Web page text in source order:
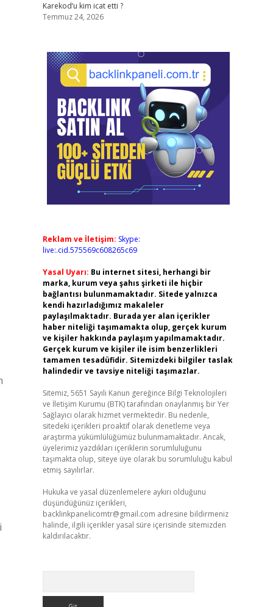
Karekod’u kim icat etti ?
Temmuz 24, 2026
Reklam ve İletişim: Skype:
live:.cid.575569c608265c69
Yasal Uyarı: Bu internet sitesi, herhangi bir
marka, kurum veya şahıs şirketi ile hiçbir
bağlantısı bulunmamaktadır. Sitede yalnızca
kendi hazırladığımız makaleler
paylaşılmaktadır. Burada yer alan içerikler
haber niteliği taşımamakta olup, gerçek kurum
ve kişiler hakkında paylaşım yapılmamaktadır.
Gerçek kurum ve kişiler ile isim benzerlikleri
tamamen tesadüfidir. Sitemizdeki bilgiler taslak
halindedir ve tavsiye niteliği taşımazlar.
Sitemiz, 5651 Sayılı Kanun gereğince Bilgi Teknolojileri
ve İletişim Kurumu (BTK) tarafından onaylanmış bir Yer
Sağlayıcı olarak hizmet vermektedir. Bu nedenle,
sitedeki içerikleri proaktif olarak denetleme veya
araştırma yükümlülüğümüz bulunmamaktadır. Ancak,
üyelerimiz yazdıkları içeriklerin sorumluluğunu
taşımakta olup, siteye üye olarak bu sorumluluğu kabul
etmiş sayılırlar.
Hukuka ve yasal düzenlemelere aykırı olduğunu
düşündüğünüz içerikleri,
backlinkpanelicomtr@gmail.com adresine bildirmeniz
halinde, ilgili içerikler yasal süre içerisinde sitemizden
kaldırılacaktır.